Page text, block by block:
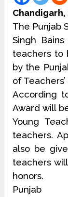
The Punjab
Singh
teachers to
by the
of
According
Award will
Young
teachers.
also be
teachers
honors.
Punjab